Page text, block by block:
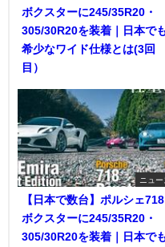
ボクスターに245/35R20・
305/30R20を装着｜日本で
希少なワイド仕様とは(3回
目）
ニュー
【日本で数台】ポルシェ718
ボクスターに245/35R20・
305/30R20を装着｜日本で